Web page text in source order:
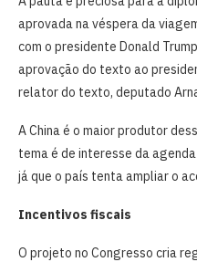
aprovada na véspera da
com o presidente Donald
aprovação do texto ao
relator do texto, deputado
A China é o maior produtor
tema é de interesse da
já que o país tenta ampliar o
Incentivos fiscais
O projeto no Congresso cria